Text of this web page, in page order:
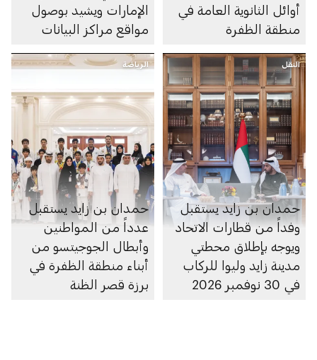
أوائل الثانوية العامة في
منطقة الظفرة
الإمارات ويشيد بوصول
مواقع مراكز البيانات
إلى منطقة الظفرة
النقل
حمدان بن زايد يستقبل
وفداً من قطارات الاتحاد
ويوجه بإطلاق محطتي
مدينة زايد وليوا للركاب
في 30 نوفمبر 2026
الرياضة
حمدان بن زايد يستقبل
عدداً من المواطنين
وأبطال الجوجيتسو من
أبناء منطقة الظفرة في
برزة قصر الظنة